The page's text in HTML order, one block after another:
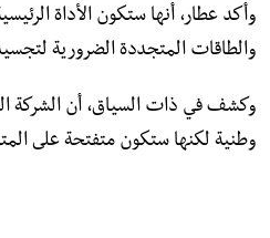
وأكد عطار، أنها ستكون الأداة
والطاقات المتجددة الضرورية
وكشف في ذات السياق، أن الشركة
وطنية لكنها ستكون متفتحة على